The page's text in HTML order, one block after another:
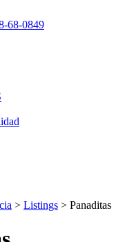
68-0849
> Listings > Panaditas